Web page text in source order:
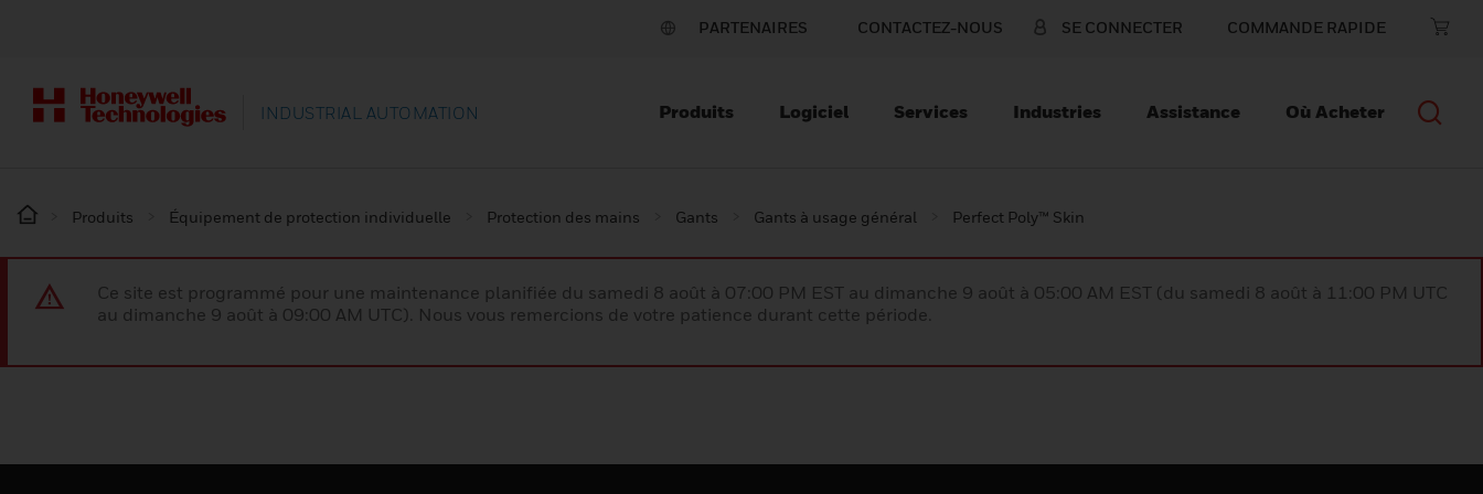
PARTENAIRES CONTACTEZ-NOUS SE CONNECTER COMMANDE RAPIDE
INDUSTRIAL AUTOMATION Produits Logiciel Services Industries Assistance Où Acheter
Produits Équipement de protection individuelle Protection des mains Gants Gants à usage général Perfect Poly™ Skin
Ce site est programmé pour une maintenance planifiée du samedi 8 août à 07:00 PM EST au dimanche 9 août à 05:00 AM EST (du samedi 8 août à 11:00 PM UTC
au dimanche 9 août à 09:00 AM UTC). Nous vous remercions de votre patience durant cette période.